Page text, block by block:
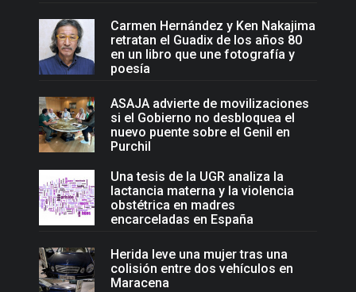
Carmen Hernández y Ken Nakajima
retratan el Guadix de los años 80
en un libro que une fotografía y
poesía
ASAJA advierte de movilizaciones
si el Gobierno no desbloquea el
nuevo puente sobre el Genil en
Purchil
Una tesis de la UGR analiza la
lactancia materna y la violencia
obstétrica en madres
encarceladas en España
Herida leve una mujer tras una
colisión entre dos vehículos en
Maracena